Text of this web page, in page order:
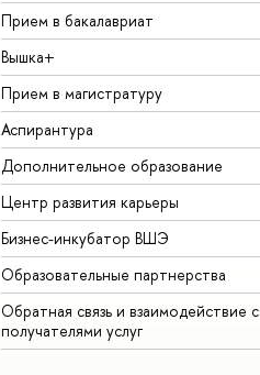
Прием в бакалавриат
Вышка+
Прием в магистратуру
Аспирантура
Дополнительное образование
Центр развития карьеры
Бизнес-инкубатор ВШЭ
Образовательные партнерства
Обратная связь и взаимодействие с
получателями услуг